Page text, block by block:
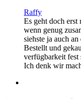
Raffy
Es geht doch
wenn genug
siehste ja auch
Bestellt und
verfügbarkeit fest
Ich denk wir